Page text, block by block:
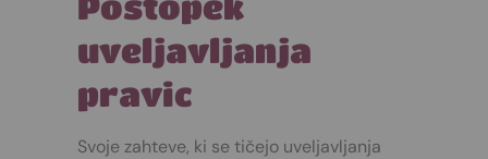
uveljavljanja
pravic
Svoje zahteve, ki se tičejo uveljavljanja